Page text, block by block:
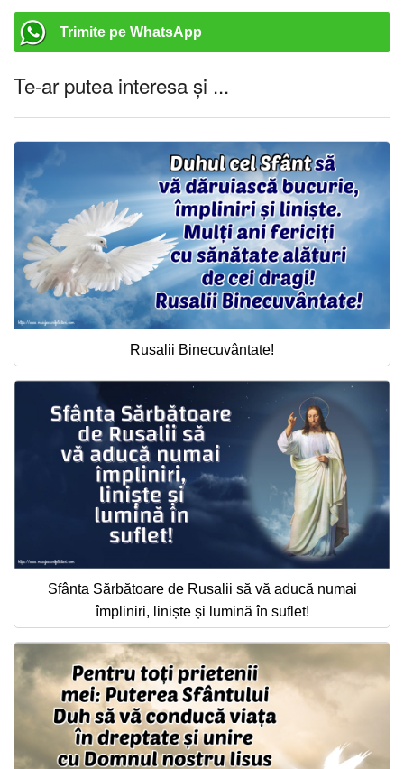
Trimite pe WhatsApp
Te-ar putea interesa și ...
Rusalii Binecuvântate!
Sfânta Sărbătoare de Rusalii să vă aducă numai
împliniri, liniște și lumină în suflet!